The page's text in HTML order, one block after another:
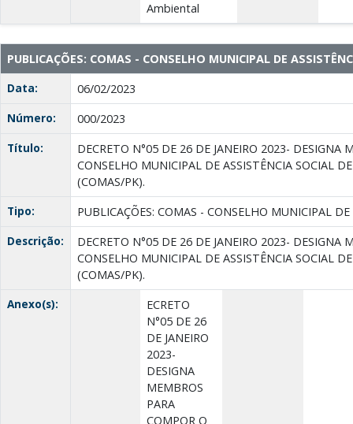
Ambiental
PUBLICAÇÕES: COMAS - CONSELHO MUNICIPAL DE
Data:
06/02/2023
Número:
000/2023
Título:
DECRETO N°05 DE 26 DE JANEIRO 2023- DESIGNA
CONSELHO MUNICIPAL DE ASSISTÊNCIA SOCIAL
(COMAS/PK).
Tipo:
PUBLICAÇÕES: COMAS - CONSELHO MUNICIPAL
Descrição:
DECRETO N°05 DE 26 DE JANEIRO 2023- DESIGNA
CONSELHO MUNICIPAL DE ASSISTÊNCIA SOCIAL
(COMAS/PK).
Anexo(s):
ECRETO
N°05 DE 26
DE JANEIRO
2023-
DESIGNA
MEMBROS
PARA
COMPOR O